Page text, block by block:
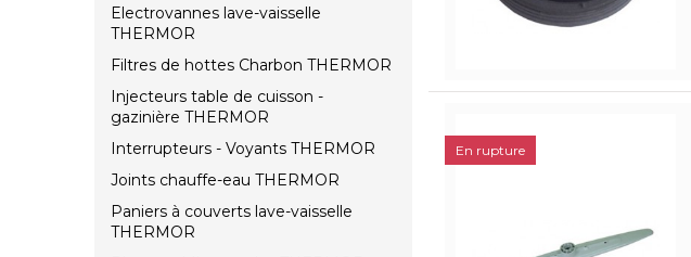
Electrovannes lave-vaisselle
THERMOR
Filtres de hottes Charbon THERMOR
Injecteurs table de cuisson -
gazinière THERMOR
Interrupteurs - Voyants THERMOR
Joints chauffe-eau THERMOR
Paniers à couverts lave-vaisselle
THERMOR
En rupture